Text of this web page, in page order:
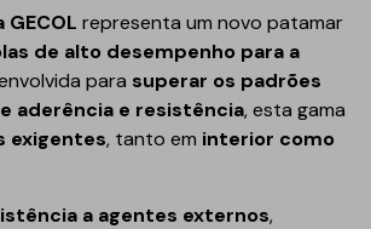
representa um novo patamar
de alto desempenho para a
para superar os padrões
aderência e resistência, esta gama
exigentes, tanto em interior como
a agentes externos,